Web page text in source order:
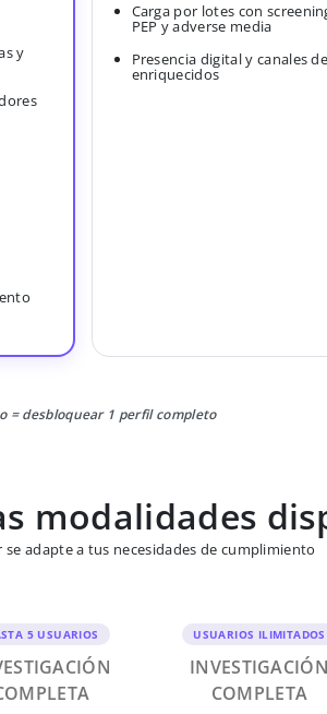
y
Carga por lotes con
PEP y adverse media
Presencia digital y canales
enriquecidos
= desbloquear 1 perfil completo
modalidades
se adapte a tus necesidades de cumplimiento
5 USUARIOS USUARIOS ILIMITADOS
COMPLETA